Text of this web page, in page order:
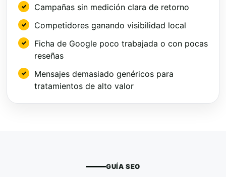
Campañas sin medición clara de retorno
Competidores ganando visibilidad local
Ficha de Google poco trabajada o con pocas
reseñas
Mensajes demasiado genéricos para
tratamientos de alto valor
GUÍA SEO